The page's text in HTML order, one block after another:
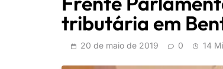
tributária em
20 de maio de 2019 0 14